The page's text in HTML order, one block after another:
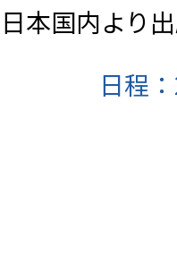
日本国内より
日程